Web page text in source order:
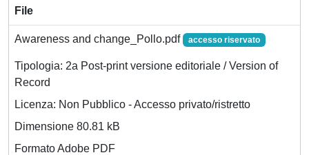
File
Awareness and change_Pollo.pdf accesso riservato
Tipologia: 2a Post-print versione editoriale / Version of
Record
Licenza: Non Pubblico - Accesso privato/ristretto
Dimensione 80.81 kB
Formato Adobe PDF